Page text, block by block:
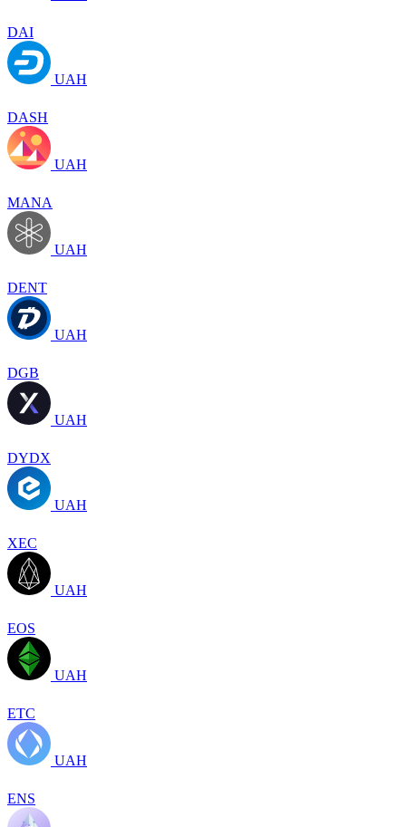
DAI
UAH
DASH
UAH
MANA
UAH
DENT
UAH
DGB
UAH
DYDX
UAH
XEC
UAH
EOS
UAH
ETC
UAH
ENS